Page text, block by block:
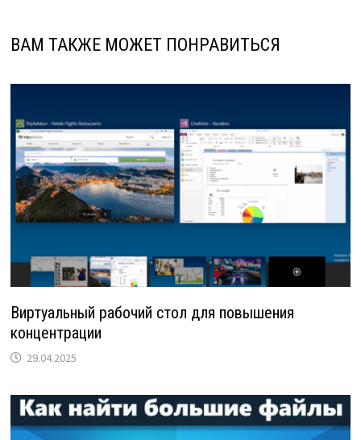
ВАМ ТАКЖЕ МОЖЕТ ПОНРАВИТЬСЯ
Виртуальный рабочий стол для повышения
концентрации
29.04.2025